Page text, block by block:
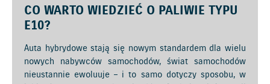
CO WARTO WIEDZIEĆ O PALIWIE TYPU
E10?
Auta hybrydowe stają się nowym standardem dla wielu
nowych nabywców samochodów, świat samochodów
nieustannie ewoluuje – i to samo dotyczy sposobu, w